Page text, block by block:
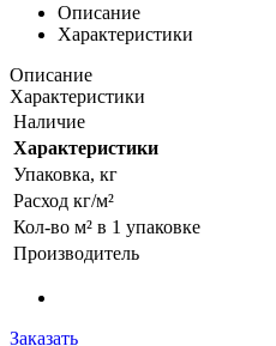
Описание
Характеристики
Описание
Характеристики
Наличие
Характеристики
Упаковка, кг
Расход кг/м²
Кол-во м² в 1 упаковке
Производитель
Заказать